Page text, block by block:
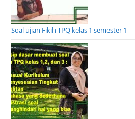
Soal ujian Fikih TPQ kelas 1 semester 1